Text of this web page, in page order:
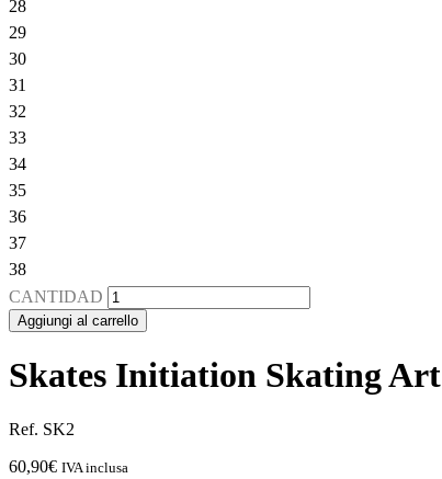
28
29
30
31
32
33
34
35
36
37
38
CANTIDAD
Aggiungi al carrello
Skates Initiation Skating Art
Ref. SK2
60,90€ IVA inclusa